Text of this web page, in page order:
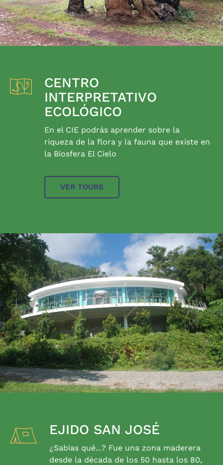
CENTRO
INTERPRETATIVO
ECOLÓGICO
En el CIE podrás aprender sobre la
riqueza de la flora y la fauna que existe en
la Biosfera El Cielo
VER TOURS
EJIDO SAN JOSÉ
¿Sabias qué...? Fue una zona maderera
desde la década de los 50 hasta los 80,